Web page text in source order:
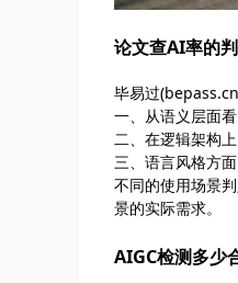
论文查AI率的
毕易过
一、从语义层面
二、在逻辑架构
三、语言风格方
不同的使用场景
景的实际需求。
AIGC检测多少